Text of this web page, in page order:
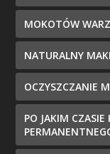
MOKOTÓW
NATURALNY
OCZYSZCZANIE
PO JAKIM